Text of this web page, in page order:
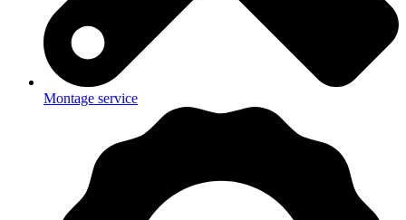
Montage service